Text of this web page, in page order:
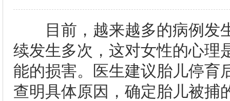
目前，越来越多的病例发
续发生多次，这对女性的心理
能的损害。医生建议胎儿停育
查明具体原因，确定胎儿被捕